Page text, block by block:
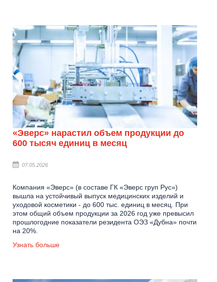
«Эверс» нарастил объем продукции до
600 тысяч единиц в месяц
07.05.2026
Компания «Эверс» (в составе ГК «Эверс груп Рус»)
вышла на устойчивый выпуск медицинских изделий и
уходовой косметики - до 600 тыс. единиц в месяц. При
этом общий объем продукции за 2026 год уже превысил
прошлогодние показатели резидента ОЭЗ «Дубна» почти
на 20%.
Узнать больше